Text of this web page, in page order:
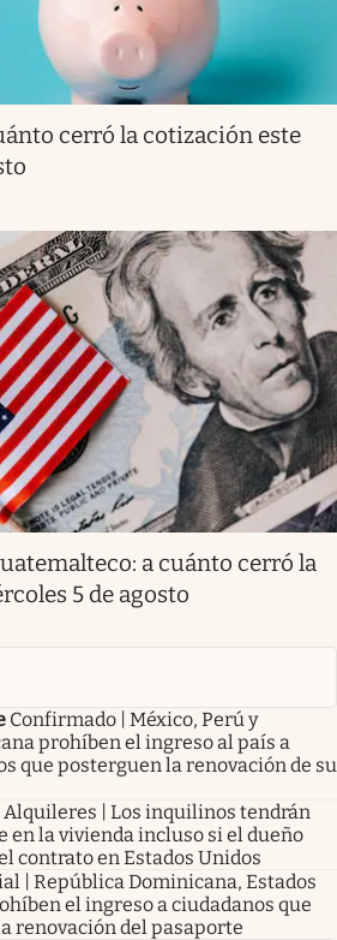
cerró la cotización este
a cuánto cerró la
5 de agosto
Confirmado | México, Perú y
prohíben el ingreso al país a
que posterguen la renovación de su
Alquileres | Los inquilinos tendrán
en la vivienda incluso si el dueño
contrato en Estados Unidos
| República Dominicana, Estados
el ingreso a ciudadanos que
renovación del pasaporte